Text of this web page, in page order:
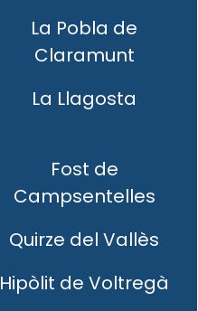
La Pobla de
Claramunt
La Llagosta
Fost de
Campsentelles
Quirze del Vallès
Hipòlit de Voltregà